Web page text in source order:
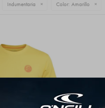
Indumentaria Color: Amarillo